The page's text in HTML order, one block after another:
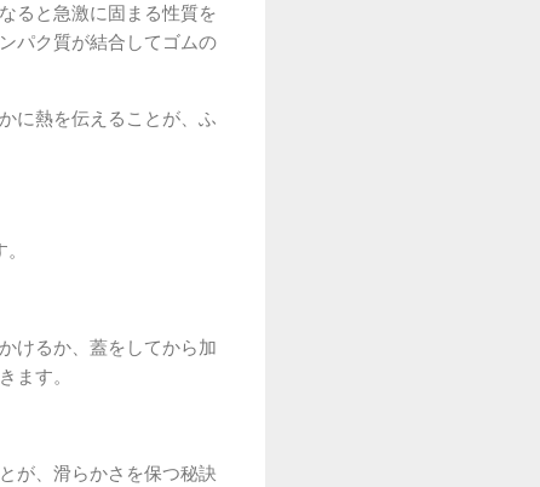
ると急激に固まる性質を
パク質が結合してゴムの
に熱を伝えることが、ふ
けるか、蓋をしてから加
ます。
が、滑らかさを保つ秘訣